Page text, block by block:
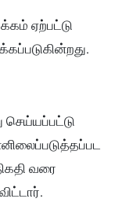
ஏற்பட்டு
வரை